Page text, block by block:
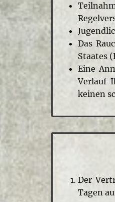
Das
Staates
Eine
Verlauf
keinen
Der
Tagen